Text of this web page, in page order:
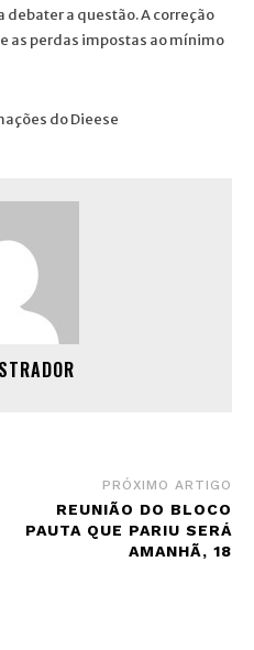
a questão. A correção
as perdas impostas ao mínimo
do Dieese
PRÓXIMO ARTIGO
REUNIÃO DO BLOCO
PAUTA QUE PARIU SERÁ
AMANHÃ, 18